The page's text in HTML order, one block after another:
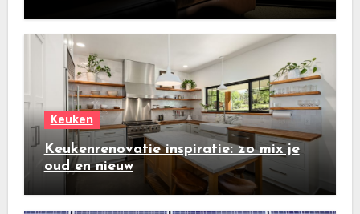
Keuken
Keukenrenovatie inspiratie: zo mix je
oud en nieuw